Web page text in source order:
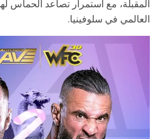
المقبلة، مع استمرار تصاعد الحماس
العالمي في سلوفينيا.